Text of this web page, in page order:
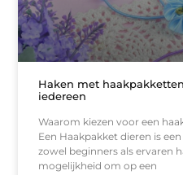
Haken met
iedereen
Waarom kiezen voor een
Een Haakpakket dieren is
zowel beginners als ervaren
mogelijkheid om op een